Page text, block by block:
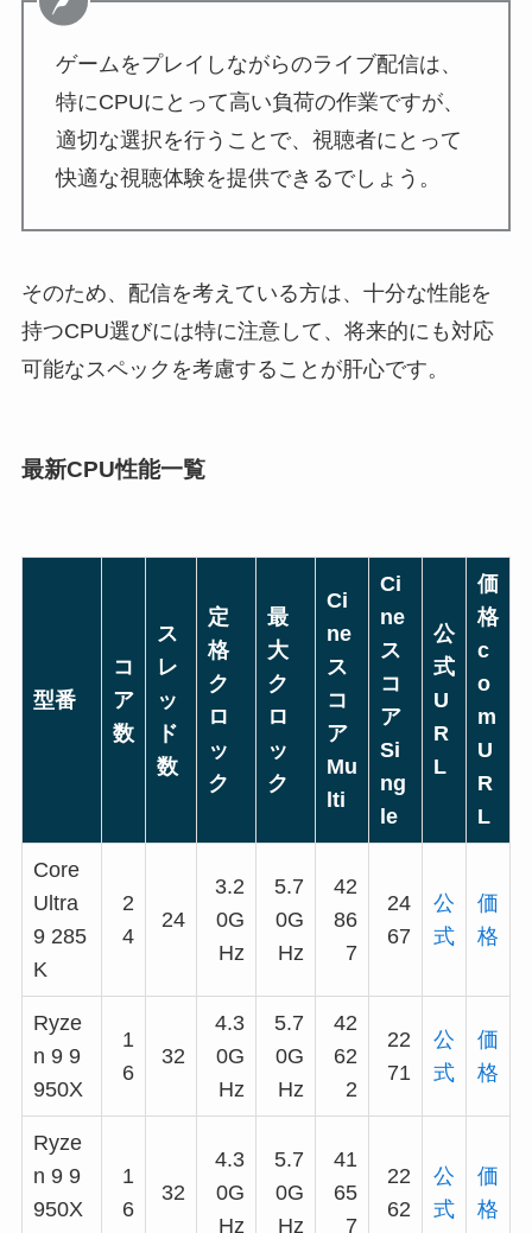
ゲームをプレイしながらのライブ配信は、
特にCPUにとって高い負荷の作業ですが、
適切な選択を行うことで、視聴者にとって
快適な視聴体験を提供できるでしょう。
そのため、配信を考えている方は、十分な性能を
持つCPU選びには特に注意して、将来的にも対応
可能なスペックを考慮することが肝心です。
最新CPU性能一覧
型番
コ
ア
数
ス
レ
ッ
ド
数
定
格
ク
ロ
ッ
ク
最
大
ク
ロ
ッ
ク
Ci
ne
ス
コ
ア
Mu
lti
Ci
ne
ス
コ
ア
Si
ng
le
公
式
U
R
L
価
格
c
o
m
U
R
L
Core
Ultra
9 285
K
2
4
24
3.2
0G
Hz
5.7
0G
Hz
42
86
7
24
67
公
式
価
格
Ryze
n 9 9
950X
1
6
32
4.3
0G
Hz
5.7
0G
Hz
42
62
2
22
71
公
式
価
格
Ryze
n 9 9
950X
1
6
32
4.3
0G
Hz
5.7
0G
Hz
41
65
7
22
62
公
式
価
格